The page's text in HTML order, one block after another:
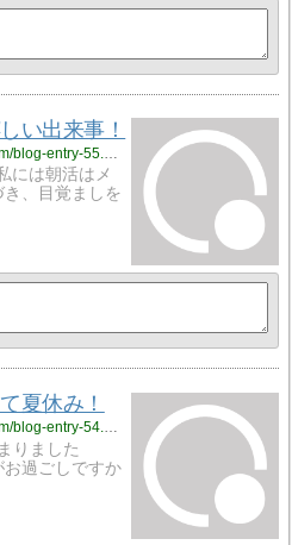
い出来事！
http://nonbiri365kurashi.blog.fc2.com/blog-entry-55.html
には朝活はメ
、目覚ましを
夏休み！
http://nonbiri365kurashi.blog.fc2.com/blog-entry-54.html
りました
過ごしですか